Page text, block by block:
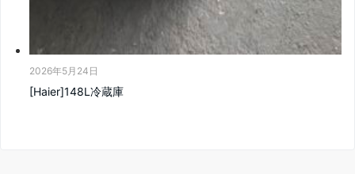
2026年5月24日
[Haier]148L冷蔵庫